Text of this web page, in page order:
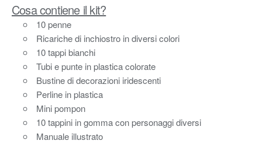
Cosa contiene il kit?
10 penne
Ricariche di inchiostro in diversi colori
10 tappi bianchi
Tubi e punte in plastica colorate
Bustine di decorazioni iridescenti
Perline in plastica
Mini pompon
10 tappini in gomma con personaggi diversi
Manuale illustrato